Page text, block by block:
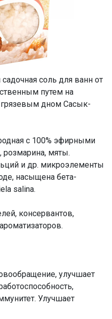
соль для ванн от
путем на
дном Сасык-
с 100% эфирными
розмарина, мяты.
и др. микроэлементы
насыщена бета-
salina.
консервантов,
улучшает
Улучшает